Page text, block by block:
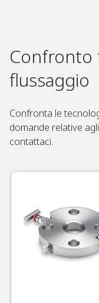
Confronto
flussaggio​
Confronta le
domande relative
contattaci.